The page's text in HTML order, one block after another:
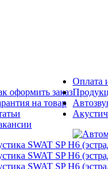
оформить заказ
на товар
Оплата